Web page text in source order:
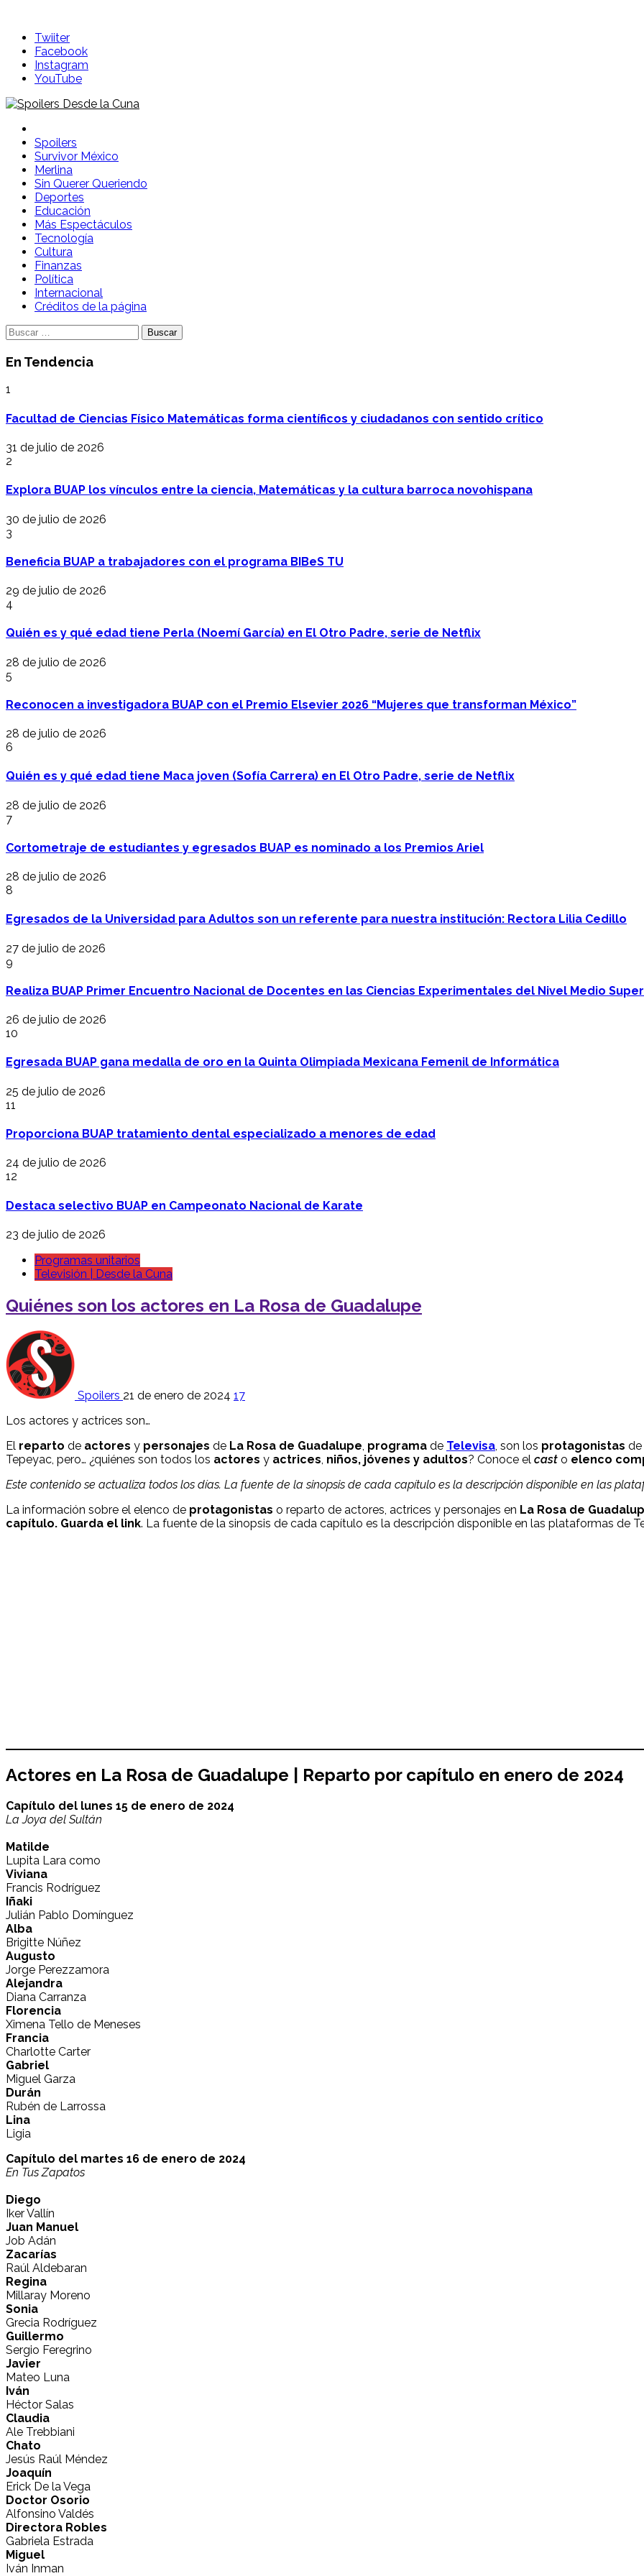
contentTwiiter
Facebook
Instagram
YouTube
Spoilers Desde la Cuna
Sitio con información sobre series, película, reality shows y telenovelas
Spoilers
Survivor México
Merlina
Sin Querer Queriendo
Deportes
Educación
Más Espectáculos
Tecnología
Cultura
Finanzas
Política
Internacional
Créditos de la página
Buscar:
En Tendencia
1
Facultad de Ciencias Físico Matemáticas forma científicos y ciudadanos con sentido crítico
31 de julio de 2026
2
Explora BUAP los vínculos entre la ciencia, Matemáticas y la cultura barroca novohispana
30 de julio de 2026
3
Beneficia BUAP a trabajadores con el programa BIBeS TU
29 de julio de 2026
4
Quién es y qué edad tiene Perla (Noemí García) en El Otro Padre, serie de Netflix
28 de julio de 2026
5
Reconocen a investigadora BUAP con el Premio Elsevier 2026 “Mujeres que transforman México”
28 de julio de 2026
6
Quién es y qué edad tiene Maca joven (Sofía Carrera) en El Otro Padre, serie de Netflix
28 de julio de 2026
7
Cortometraje de estudiantes y egresados BUAP es nominado a los Premios Ariel
28 de julio de 2026
8
Egresados de la Universidad para Adultos son un referente para nuestra institución: Rectora Lilia Cedillo
27 de julio de 2026
9
Realiza BUAP Primer Encuentro Nacional de Docentes en las Ciencias Experimentales del Nivel Medio
26 de julio de 2026
10
Egresada BUAP gana medalla de oro en la Quinta Olimpiada Mexicana Femenil de Informática
25 de julio de 2026
11
Proporciona BUAP tratamiento dental especializado a menores de edad
24 de julio de 2026
12
Destaca selectivo BUAP en Campeonato Nacional de Karate
23 de julio de 2026
Programas unitarios
Televisión | Desde la Cuna
Quiénes son los actores en La Rosa de Guadalupe
Spoilers 21 de enero de 2024 17
Los actores y actrices son…
El reparto de actores y personajes de La Rosa de Guadalupe programa de Televisa , son los protagonistas de
Tepeyac, pero… ¿quiénes son todos los actores y actrices niños, jóvenes y adultos? Conoce el cast o elenco
Este contenido se actualiza todos los días. La fuente de la sinopsis de cada capítulo es la descripción disponible en las
La información sobre el elenco de protagonistas o reparto de actores, actrices y personajes en La Rosa de
capítulo. Guarda el link. La fuente de la sinopsis de cada capítulo es la descripción disponible en las plataformas de
Actores en La Rosa de Guadalupe | Reparto por capítulo en enero de 2024
Capítulo del lunes 15 de enero de 2024
La Joya del Sultán
Matilde
Lupita Lara como
Viviana
Francis Rodríguez
Iñaki
Julián Pablo Domínguez
Alba
Brigitte Núñez
Augusto
Jorge Perezzamora
Alejandra
Diana Carranza
Florencia
Ximena Tello de Meneses
Francia
Charlotte Carter
Gabriel
Miguel Garza
Durán
Rubén de Larrossa
Lina
Ligia
Capítulo del martes 16 de enero de 2024
En Tus Zapatos
Diego
Iker Vallín
Juan Manuel
Job Adán
Zacarías
Raúl Aldebaran
Regina
Millaray Moreno
Sonia
Grecia Rodríguez
Guillermo
Sergio Feregrino
Javier
Mateo Luna
Iván
Héctor Salas
Claudia
Ale Trebbiani
Chato
Jesús Raúl Méndez
Joaquín
Erick De la Vega
Doctor Osorio
Alfonsino Valdés
Directora Robles
Gabriela Estrada
Miguel
Iván Inman